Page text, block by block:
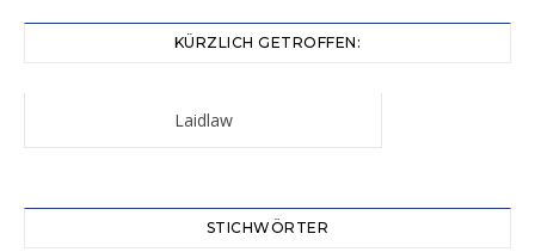
KÜRZLICH GETROFFEN:
Laidlaw
STICHWÖRTER